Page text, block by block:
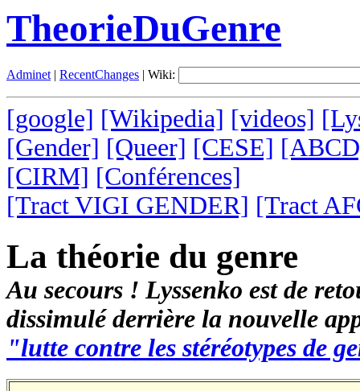
TheorieDuGenre
Adminet| RecentChanges | Wiki:
[google] [Wikipedia] [videos]
[Gender] [Queer] [CESE]
[CIRM] [Conférences]
[Tract VIGI GENDER] [Tract
La théorie du genre
Au secours ! Lyssenko est de
dissimulé derrière la nouvelle
"lutte contre les stéréotypes de